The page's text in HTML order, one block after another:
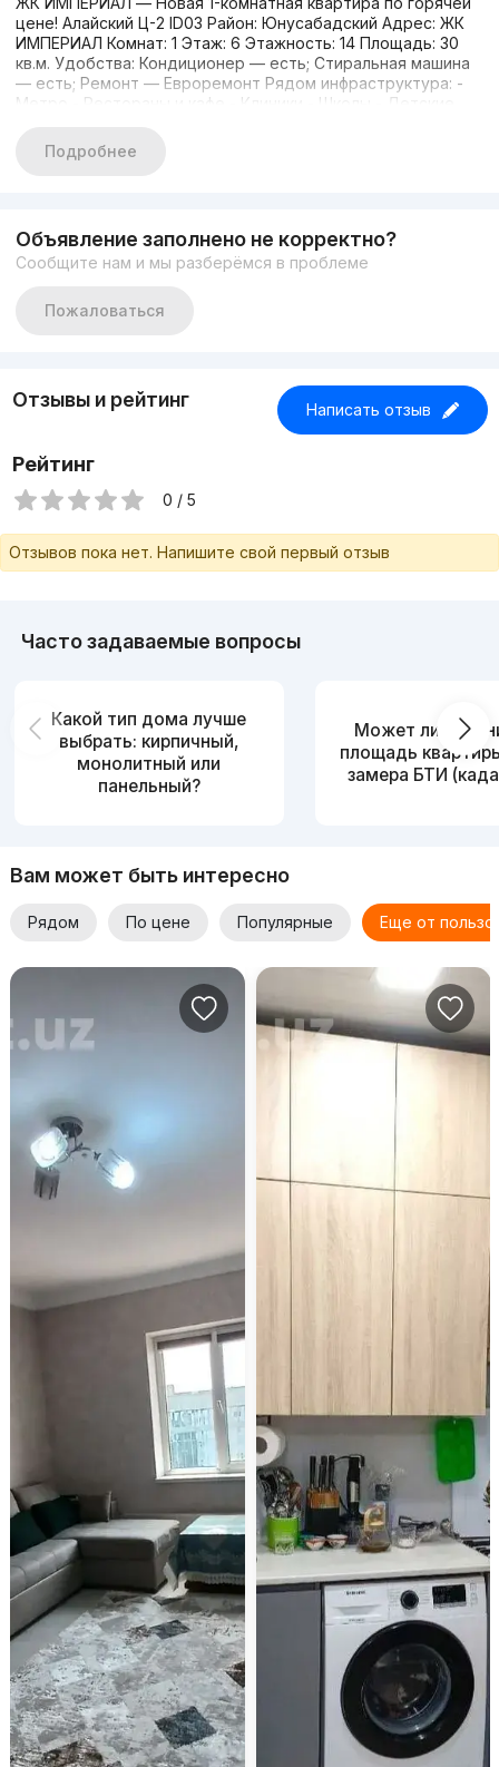
цене! Алайский Ц-2 ID03 Район: Юнусабадский Адрес: ЖК
ИМПЕРИАЛ Комнат: 1 Этаж: 6 Этажность: 14 Площадь: 30
кв.м. Удобства: Кондиционер — есть; Стиральная машина
— есть; Ремонт — Евроремонт Рядом инфраструктура: -
Метро - Рестораны и кафе - Клиники - Школы - Детские
Звоните, есть альтернативы! В базе более 5000 объектов
по городу Ташкент. Моб: +998 99 789 03 33 Телеграм 24/7
Подробнее
Объявление заполнено не корректно?
Сообщите нам и мы разберёмся в проблеме
Пожаловаться
Отзывы и рейтинг Написать отзыв
Рейтинг
0 / 5
Отзывов пока нет. Напишите свой первый отзыв
Часто задаваемые вопросы
Какой тип дома лучше
выбрать: кирпичный,
монолитный или
панельный?
Может ли
площадь
замера БТИ
Вам может быть интересно
Рядом По цене Популярные Еще от